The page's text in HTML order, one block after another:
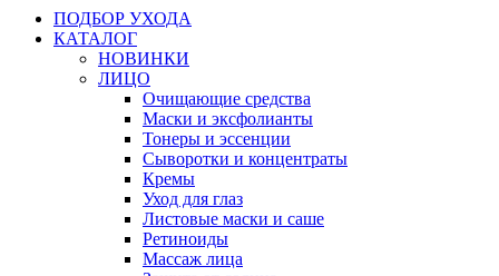
ПОДБОР УХОДА
КАТАЛОГ
НОВИНКИ
ЛИЦО
Очищающие средства
Маски и эксфолианты
Тонеры и эссенции
Сыворотки и концентраты
Кремы
Уход для глаз
Листовые маски и саше
Ретиноиды
Массаж лица